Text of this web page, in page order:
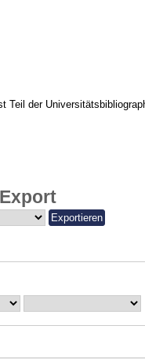
Teil der